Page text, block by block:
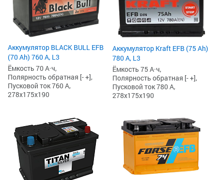
Аккумулятор BLACK BULL EFB
(70 Ah) 760 А, L3
Ёмкость 70 А·ч,
Полярность обратная [- +],
Пусковой ток 760 А,
278x175x190
Аккумулятор Kraft EFB (75 Ah)
780 А, L3
Ёмкость 75 А·ч,
Полярность обратная [- +],
Пусковой ток 780 А,
278x175x190